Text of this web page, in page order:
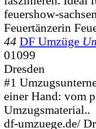
feuershow-
Feuertänzerin
44 DF Umzüge
01099
Dresden
#1
einer Hand: vom
Umzugsmaterial..
df-umzuege.de/